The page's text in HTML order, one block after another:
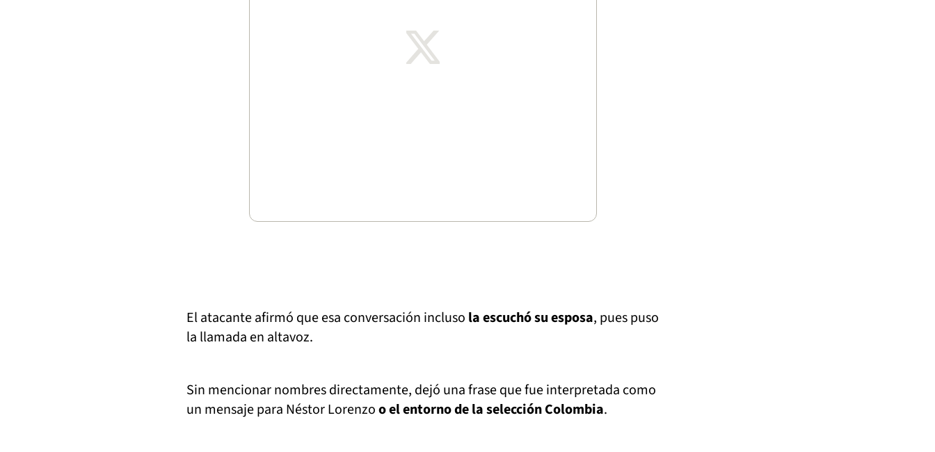
El atacante afirmó que esa conversación incluso la escuchó su esposa, pues puso
la llamada en altavoz.
Sin mencionar nombres directamente, dejó una frase que fue interpretada como
un mensaje para Néstor Lorenzoo el entorno de la selección Colombia.